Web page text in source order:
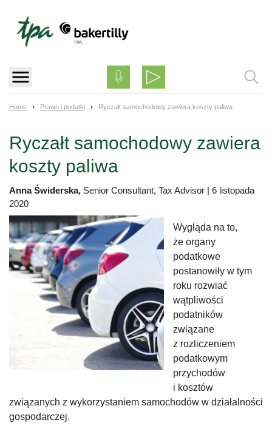
content
Home Prawo i podatki Ryczałt samochodowy zawiera koszty paliwa
Ryczałt samochodowy zawiera
koszty paliwa
Anna Świderska, Senior Consultant, Tax Advisor | 6 listopada
2020
Wygląda na to,
że organy
podatkowe
postanowiły w tym
roku rozwiać
wątpliwości
podatników
związane
z rozliczeniem
podatkowym
przychodów
i kosztów
związanych z wykorzystaniem samochodów w działalności
gospodarczej.